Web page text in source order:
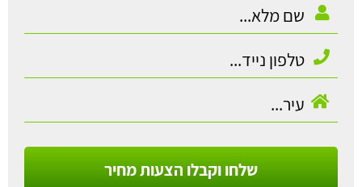
שלחו וקבלו הצעות מחיר